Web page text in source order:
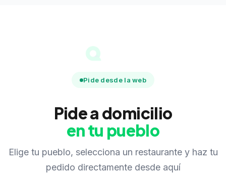
Pide desde la web
Pide a domicilio
en tu pueblo
Elige tu pueblo, selecciona un restaurante y haz tu
pedido directamente desde aquí